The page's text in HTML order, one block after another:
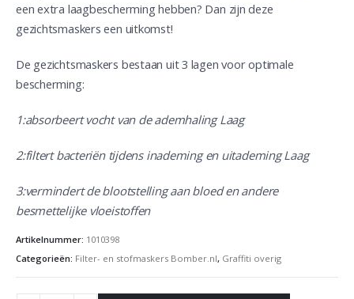
een extra laagbescherming hebben? Dan zijn deze
gezichtsmaskers een uitkomst!
De gezichtsmaskers bestaan uit 3 lagen voor optimale
bescherming:
1:absorbeert vocht van de ademhaling Laag
2:filtert bacteriën tijdens inademing en uitademing Laag
3:vermindert de blootstelling aan bloed en andere
besmettelijke vloeistoffen
Artikelnummer: 1010398
Categorieën: Filter- en stofmaskers Bomber.nl, Graffiti overig